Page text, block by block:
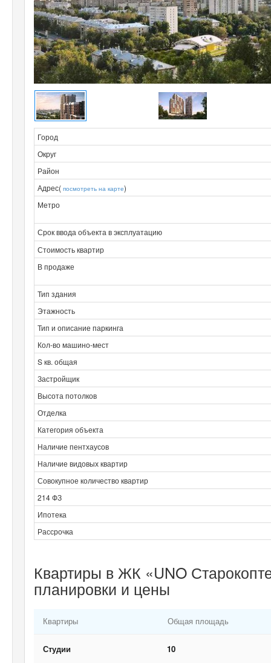
Город
Округ
Район
Адрес( посмотреть на карте)
Метро
Срок ввода объекта в эксплуатацию
Стоимость квартир
В продаже
Тип здания
Этажность
Тип и описание паркинга
Кол-во машино-мест
S кв. общая
Застройщик
Высота потолков
Отделка
Категория объекта
Наличие пентхаусов
Наличие видовых квартир
Совокупное количество квартир
214 ФЗ
Ипотека
Рассрочка
Квартиры в ЖК «UNO
планировки и цены
Квартиры Общая площадь
Студии 10